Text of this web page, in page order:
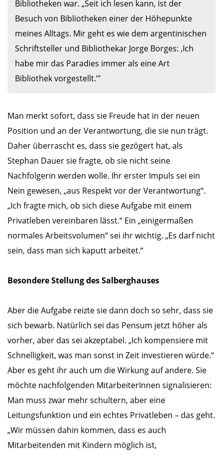
Bibliotheken war. „Seit ich lesen kann, ist der
Besuch von Bibliotheken einer der Höhepunkte
meines Alltags. Mir geht es wie dem argentinischen
Schriftsteller und Bibliothekar Jorge Borges: ‚Ich
habe mir das Paradies immer als eine Art
Bibliothek vorgestellt.‘"
Man merkt sofort, dass sie Freude hat in der neuen
Position und an der Verantwortung, die sie nun trägt.
Daher überrascht es, dass sie gezögert hat, als
Stephan Dauer sie fragte, ob sie nicht seine
Nachfolgerin werden wolle. Ihr erster Impuls sei ein
Nein gewesen, „aus Respekt vor der Verantwortung“.
„Ich fragte mich, ob sich diese Aufgabe mit einem
Privatleben vereinbaren lässt.“ Ein „einigermaßen
normales Arbeitsvolumen“ sei ihr wichtig. „Es darf nicht
sein, dass man sich kaputt arbeitet.“
Besondere Stellung des Salberghauses
Aber die Aufgabe reizte sie dann doch so sehr, dass sie
sich bewarb. Natürlich sei das Pensum jetzt höher als
vorher, aber das sei akzeptabel. „Ich kompensiere mit
Schnelligkeit, was man sonst in Zeit investieren würde.“
Aber es geht ihr auch um die Wirkung auf andere. Sie
möchte nachfolgenden MitarbeiterInnen signalisieren:
Man muss zwar mehr schultern, aber eine
Leitungsfunktion und ein echtes Privatleben – das geht.
„Wir müssen dahin kommen, dass es auch
Mitarbeitenden mit Kindern möglich ist,